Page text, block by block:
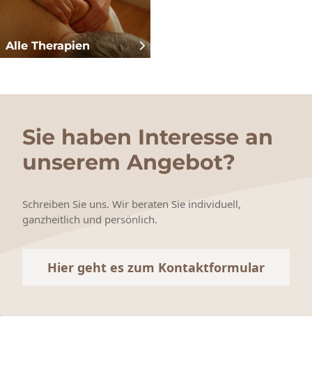
Alle Therapien
Sie haben Interesse an
unserem Angebot?
Schreiben Sie uns. Wir beraten Sie individuell,
ganzheitlich und persönlich.
Hier geht es zum Kontaktformular